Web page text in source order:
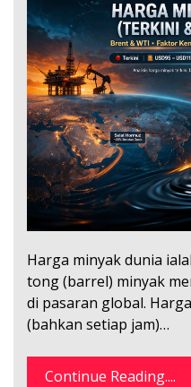
Harga minyak dunia
tong (barrel) minyak
di pasaran global.
(bahkan setiap jam)…
Continue Reading....